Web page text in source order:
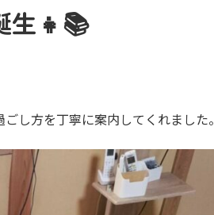
生👧📚
し方を丁寧に案内してくれました。